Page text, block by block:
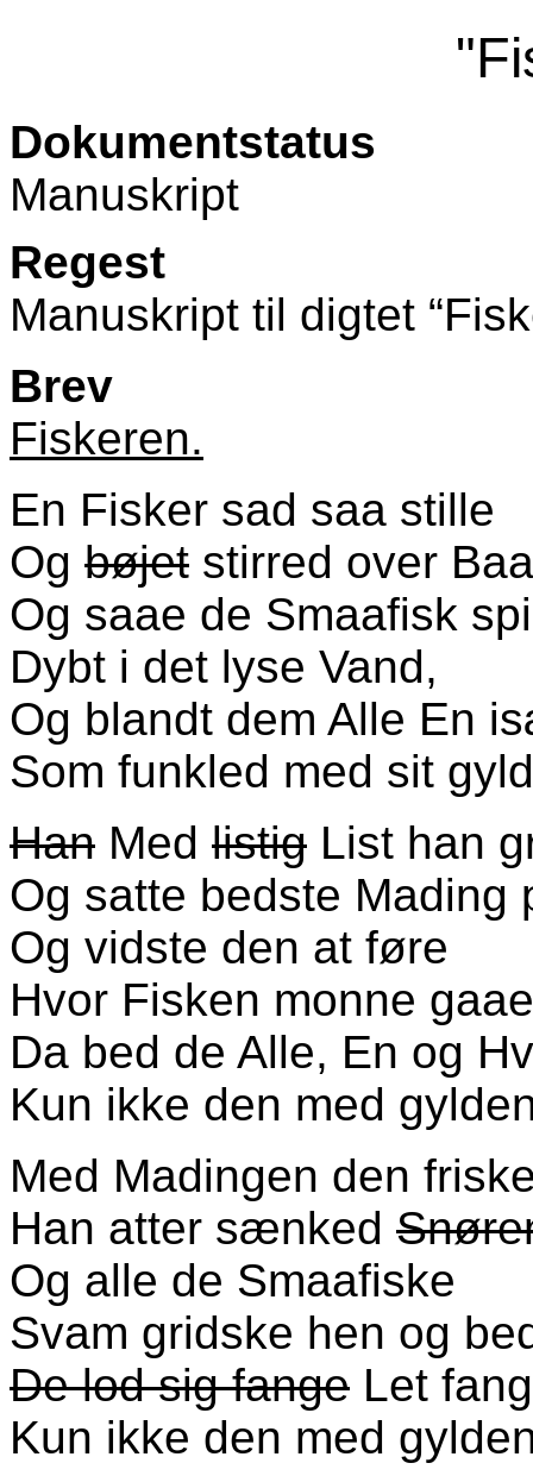
Dokumentstatus
Manuskript
Regest
Manuskript til digtet
Brev
Fiskeren.
En Fisker sad saa stille
Og bøjet stirred over
Og saae de Smaafisk
Dybt i det lyse Vand,
Og blandt dem Alle En
Som funkled med sit
Han Med listig List han
Og satte bedste Mading
Og vidste den at føre
Hvor Fisken monne
Da bed de Alle, En og
Kun ikke den med
Med Madingen den
Han atter sænked
Og alle de Smaafiske
Svam gridske hen og
De lod sig fange Let
Kun ikke den med